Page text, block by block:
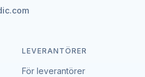
drar nytta av
uppe och skapar informella
företag använder
LEVERANTÖRER
För leverantörer